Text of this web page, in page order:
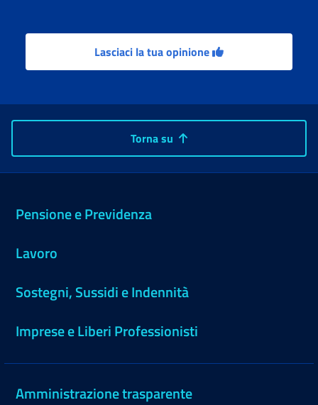
Lasciaci la tua opinione
Torna su
Pensione e Previdenza
Lavoro
Sostegni, Sussidi e Indennità
Imprese e Liberi Professionisti
Amministrazione trasparente